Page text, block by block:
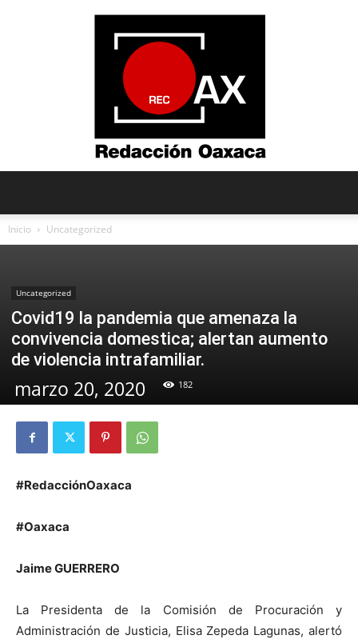
Inicio Uncategorized
Uncategorized
Covid19 la pandemia que amenaza la
convivencia domestica; alertan aumento
de violencia intrafamiliar.
marzo 20, 2020 182
#RedacciónOaxaca
#Oaxaca
Jaime GUERRERO
La Presidenta de la Comisión de Procuración y
Administración de Justicia, Elisa Zepeda Lagunas, alertó